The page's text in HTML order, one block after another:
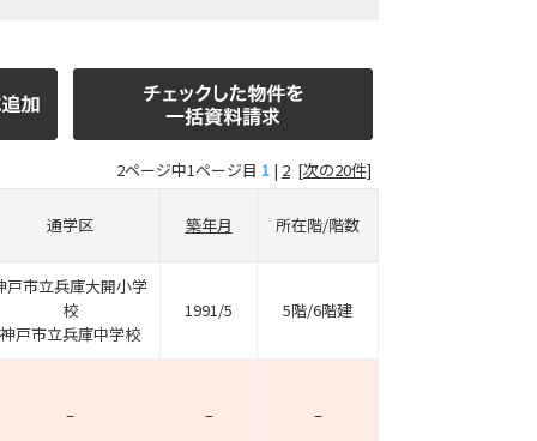
2ページ中1ページ目 1 | 2 [次の20件]
通学区 築年月 所在階/階数
戸市立兵庫大開小学
校
神戸市立兵庫中学校
1991/5 5階/6階建
– – –